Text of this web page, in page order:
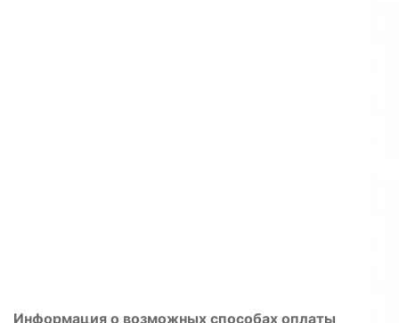
Информация о возможных способах оплаты